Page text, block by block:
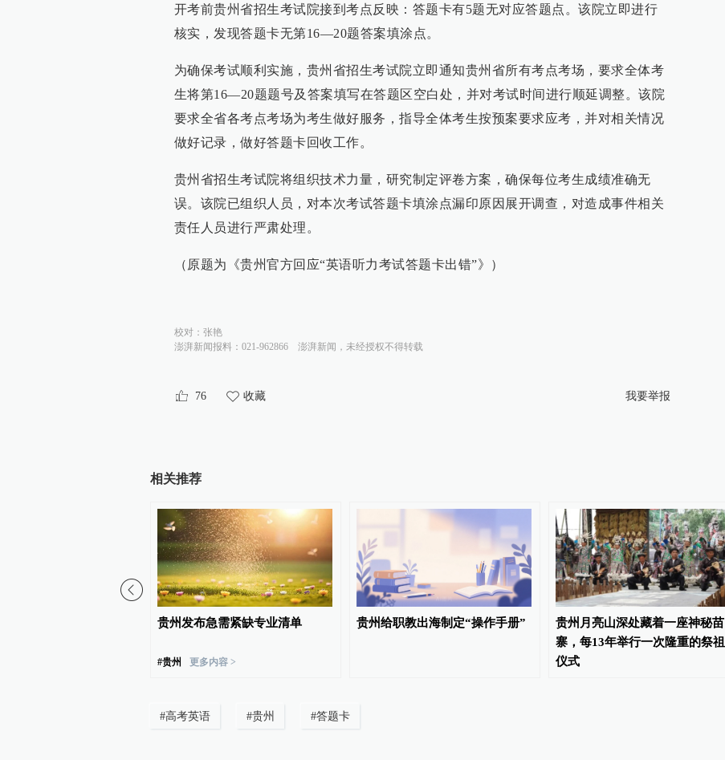
开考前贵州省招生考试院接到考点反映：答题卡有5题无对应答题点。该院立即进行
核实，发现答题卡无第16—20题答案填涂点。
为确保考试顺利实施，贵州省招生考试院立即通知贵州省所有考点考场，要求全体考
生将第16—20题题号及答案填写在答题区空白处，并对考试时间进行顺延调整。该院
要求全省各考点考场为考生做好服务，指导全体考生按预案要求应考，并对相关情况
做好记录，做好答题卡回收工作。
贵州省招生考试院将组织技术力量，研究制定评卷方案，确保每位考生成绩准确无
误。该院已组织人员，对本次考试答题卡填涂点漏印原因展开调查，对造成事件相关
责任人员进行严肃处理。
（原题为《贵州官方回应“英语听力考试答题卡出错”》）
校对： 张艳
澎湃新闻报料：021-962866
澎湃新闻，未经授权不得转载
76 收藏 我要举报
相关推荐
贵州发布急需紧缺专业清单
#贵州 更多内容 >
贵州给职教出海制定“操作手册”
贵州月亮山深处藏着一座神秘苗
寨，每13年举行一次隆重的祭祖
仪式
#高考英语 #贵州 #答题卡